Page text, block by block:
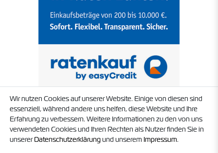
Wir nutzen Cookies auf unserer Website. Einige von diesen sind
essenziell, während andere uns helfen, diese Website und Ihre
Erfahrung zu verbessern. Weitere Informationen zu den von uns
verwendeten Cookies und Ihren Rechten als Nutzer finden Sie in
unsererDaten­schutz­erklärungund unserem Impressum.